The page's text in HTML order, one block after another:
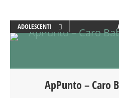
ADOLESCENTI
ADULTI
ApPunto – Caro